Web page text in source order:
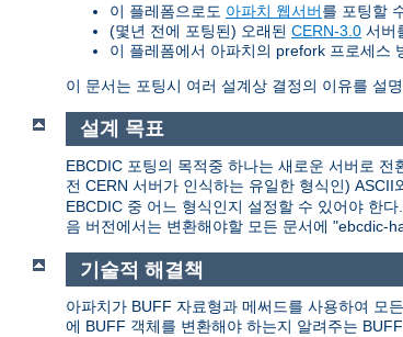
이 플레폼으로도 아파치 웹서버를 포팅할
(몇년 전에 포팅된) 오래된 CERN-3.0 서버
이 플레폼에서 아파치의 prefork 프로세스
이 문서는 포팅시 여러 설계상 결정의 이유를 설명
설계 목표
EBCDIC 포팅의 목적중 하나는 새로운 서버로
전 CERN 서버가 인식하는 유일한 형식인)
EBCDIC 중 어느 형식인지 설정할 수 있어야 한
음 버전에서는 변환해야할 모든 문서에 "ebcdic-
기술적 해결책
아파치가 BUFF 자료형과 메써드를 사용하여 모
에 BUFF 객체를 변환해야 하는지 알려주는